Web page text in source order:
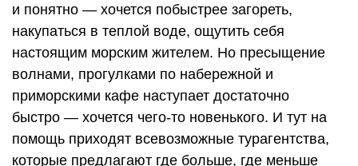
и понятно — хочется побыстрее загореть,
накупаться в теплой воде, ощутить себя
настоящим морским жителем. Но пресыщение
волнами, прогулками по набережной и
приморскими кафе наступает достаточно
быстро — хочется чего-то новенького. И тут на
помощь приходят всевозможные турагентства,
которые предлагают где больше, где меньше